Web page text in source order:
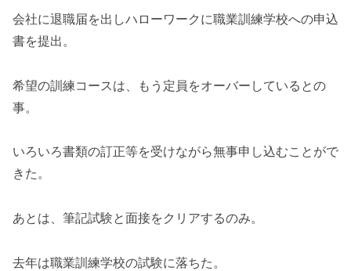
会社に退職届を出しハローワークに職業訓練学校への申込
書を提出。
希望の訓練コースは、もう定員をオーバーしているとの
事。
いろいろ書類の訂正等を受けながら無事申し込むことがで
きた。
あとは、筆記試験と面接をクリアするのみ。
去年は職業訓練学校の試験に落ちた。